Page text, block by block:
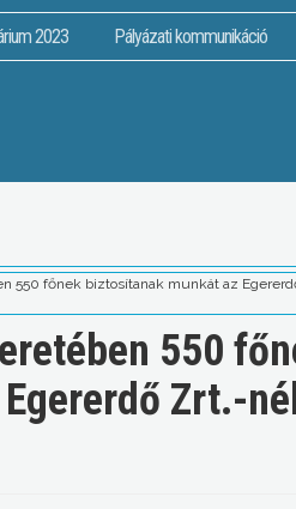
2023 Pályázati kommunikáció
550 főnek biztosítanak munkát az
550
Zrt.-